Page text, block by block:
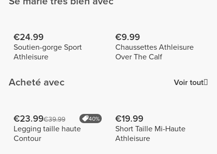
€24.99
Soutien-gorge Sport
Athleisure
€9.99
Chaussettes Athleisure
Over The Calf
Acheté avec Voir tout
€23.99€39.99 40%
Legging taille haute
Contour
€19.99
Short Taille Mi-Haute
Athleisure